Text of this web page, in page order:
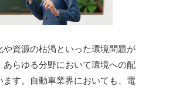
や資源の枯渇といった環境問題が
あらゆる分野において環境への配
ます。自動車業界においても、電